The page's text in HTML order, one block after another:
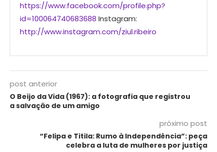
https://www.facebook.com/profile.php?
id=100064740683688 Instagram:
http://www.instagram.com/ziul.ribeiro
post anterior
O Beijo da Vida (1967): a fotografia que registrou
a salvação de um amigo
próximo post
“Felipa e Titila: Rumo à Independência”: peça
celebra a luta de mulheres por justiça